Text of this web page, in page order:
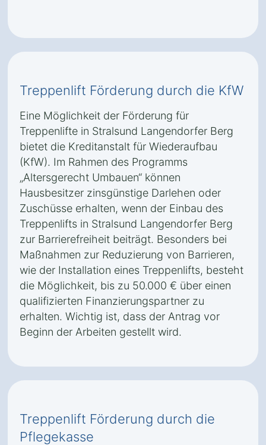
Treppenlift Förderung durch die KfW
Eine Möglichkeit der Förderung für
Treppenlifte in Stralsund Langendorfer Berg
bietet die Kreditanstalt für Wiederaufbau
(KfW). Im Rahmen des Programms
„Altersgerecht Umbauen“ können
Hausbesitzer zinsgünstige Darlehen oder
Zuschüsse erhalten, wenn der Einbau des
Treppenlifts in Stralsund Langendorfer Berg
zur Barrierefreiheit beiträgt. Besonders bei
Maßnahmen zur Reduzierung von Barrieren,
wie der Installation eines Treppenlifts, besteht
die Möglichkeit, bis zu 50.000 € über einen
qualifizierten Finanzierungspartner zu
erhalten. Wichtig ist, dass der Antrag vor
Beginn der Arbeiten gestellt wird.
Treppenlift Förderung durch die
Pflegekasse